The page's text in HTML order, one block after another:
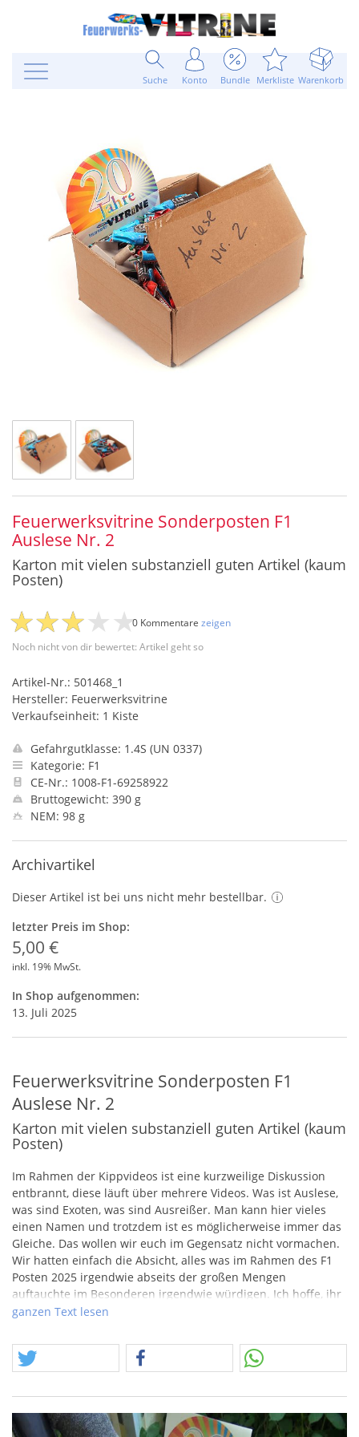
Suche Konto Bundle Merkliste Warenkorb
Feuerwerksvitrine Sonderposten F1
Auslese Nr. 2
Karton mit vielen substanziell guten Artikel (kaum
Posten)
Noch nicht von dir bewertet: Artikel geht so
0 Kommentare zeigen
Artikel-Nr.: 501468_1
Hersteller: Feuerwerksvitrine
Verkaufseinheit: 1 Kiste
Gefahrgutklasse: 1.4S (UN 0337)
Kategorie: F1
CE-Nr.: 1008-F1-69258922
Bruttogewicht: 390 g
NEM: 98 g
Archivartikel
Dieser Artikel ist bei uns nicht mehr bestellbar.
letzter Preis im Shop:
5,00 €
inkl. 19% MwSt.
In Shop aufgenommen:
13. Juli 2025
Feuerwerksvitrine Sonderposten F1
Auslese Nr. 2
Karton mit vielen substanziell guten Artikel (kaum
Posten)
Im Rahmen der Kippvideos ist eine kurzweilige Diskussion
entbrannt, diese läuft über mehrere Videos. Was ist Auslese,
was sind Exoten, was sind Ausreißer. Man kann hier vieles
einen Namen und trotzdem ist es möglicherweise immer das
Gleiche. Das wollen wir euch im Gegensatz nicht vormachen.
Wir hatten einfach die Absicht, alles was im Rahmen des F1
Posten 2025 irgendwie abseits der großen Mengen
auftauchte im Besonderen irgendwie würdigen. Ich hoffe, ihr
habt dabei ähnlich viel Spaß wie wir.
Artikeln.
ganzen Text lesen